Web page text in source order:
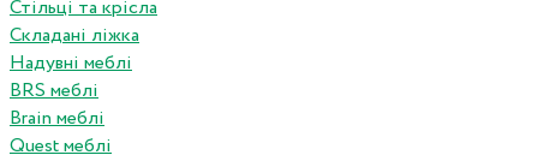
Стільці та крісла
Складані ліжка
Надувні меблі
BRS меблі
Brain меблі
Quest меблі